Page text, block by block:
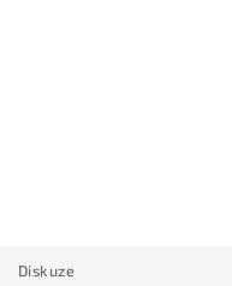
Diskuze